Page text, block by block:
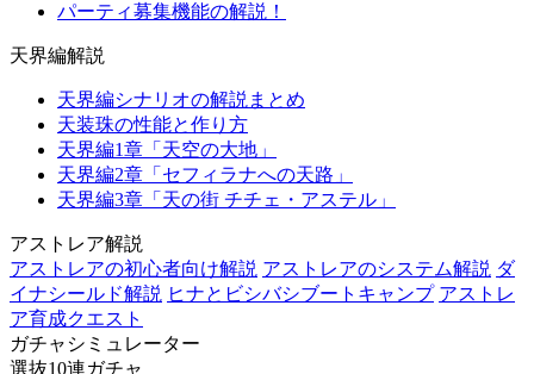
パーティ募集機能の解説！
天界編解説
天界編シナリオの解説まとめ
天装珠の性能と作り方
天界編1章「天空の大地」
天界編2章「セフィラナへの天路」
天界編3章「天の街 チチェ・アステル」
アストレア解説
アストレアの初心者向け解説 アストレアのシステム解説 ダ
イナシールド解説 ヒナとビシバシブートキャンプ アストレ
ア育成クエスト
ガチャシミュレーター
選抜10連ガチャ